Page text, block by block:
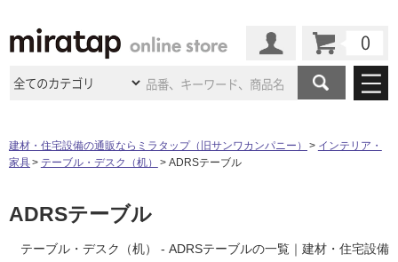
商品カテゴリ
キッチン
ム）・トイレ
施工事例
施工事例 ショールーム
ショールームの ご案内 東京ショールーム
建材・住宅設備の通販ならミラタップ（旧サンワカンパニー）
インテリア・
家具
テーブル・デスク（机） ADRSテーブル
ADRSテーブル
テーブル・デスク（机） - ADRSテーブルの一覧｜建材・住宅設備